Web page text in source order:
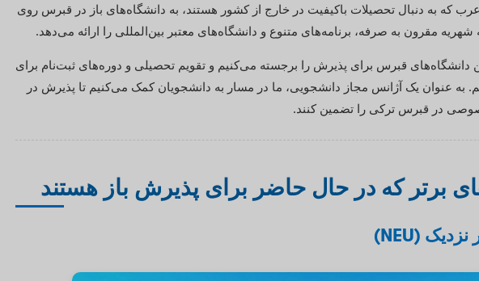
که به دنبال تحصیلات باکیفیت در خارج از کشور هستند، به دانشگاه‌های باز در قبرس روی
مقرون به صرفه، برنامه‌های متنوع و دانشگاه‌های معتبر بین‌المللی را ارائه می‌دهد.
دانشگاه‌های قبرس برای پذیرش را برجسته می‌کنیم و تقویم تحصیلی و دوره‌های ثبت‌نام برای
به عنوان یک آژانس مجاز دانشجویی، ما در مسار به دانشجویان کمک می‌کنیم تا پذیرش در
در قبرس ترکی را تضمین کنند.
برتر که در حال حاضر برای پذیرش باز هستند